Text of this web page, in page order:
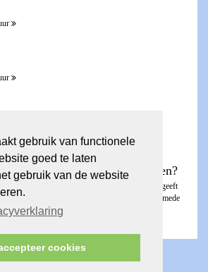
gebruik van functionele
goed te laten
gebruik van de website
cookies
voor de ledenpagina aanvragen?
. De ledenpagina is besloten en geeft
de KICK, fotoalbums en contactgegevens van mede